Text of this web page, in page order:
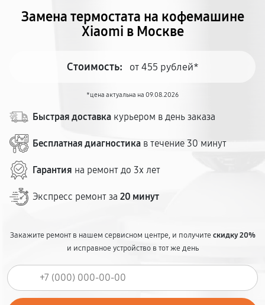
Замена термостата на кофемашине
Xiaomi в Москве
Стоимость: от 455 рублей*
*цена актуальна на 09.08.2026
Быстрая доставка курьером в день заказа
Бесплатная диагностика в течение 30 минут
Гарантия на ремонт до 3х лет
Экспресс ремонт за 20 минут
Закажите ремонт в нашем сервисном центре, и получитескидку 20%
и исправное устройство в тот же день